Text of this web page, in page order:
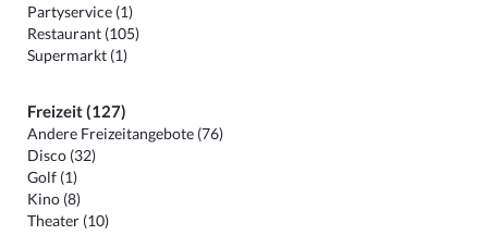
Partyservice (1)
Restaurant (105)
Supermarkt (1)
Freizeit (127)
Andere Freizeitangebote (76)
Disco (32)
Golf (1)
Kino (8)
Theater (10)